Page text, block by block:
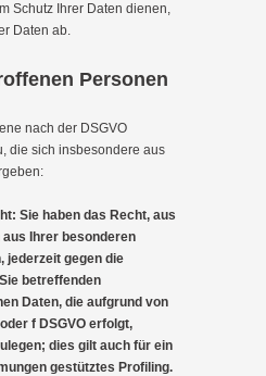
Schutz Ihrer Daten dienen,
Daten ab.
Personen
nach der DSGVO
die sich insbesondere aus
Sie haben das Recht, aus
Ihrer besonderen
jederzeit gegen die
betreffenden
Daten, die aufgrund von
f DSGVO erfolgt,
dies gilt auch für ein
gestütztes Profiling.